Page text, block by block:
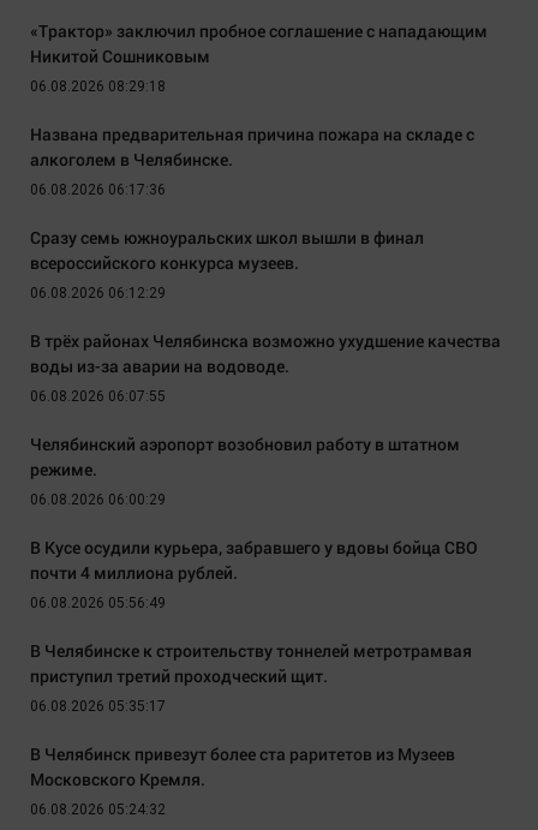
«Трактор» заключил пробное соглашение с нападающим
Никитой Сошниковым
06.08.2026 08:29:18
Названа предварительная причина пожара на складе с
алкоголем в Челябинске.
06.08.2026 06:17:36
Сразу семь южноуральских школ вышли в финал
всероссийского конкурса музеев.
06.08.2026 06:12:29
В трёх районах Челябинска возможно ухудшение качества
воды из-за аварии на водоводе.
06.08.2026 06:07:55
Челябинский аэропорт возобновил работу в штатном
режиме.
06.08.2026 06:00:29
В Кусе осудили курьера, забравшего у вдовы бойца СВО
почти 4 миллиона рублей.
06.08.2026 05:56:49
В Челябинске к строительству тоннелей метротрамвая
приступил третий проходческий щит.
06.08.2026 05:35:17
В Челябинск привезут более ста раритетов из Музеев
Московского Кремля.
06.08.2026 05:24:32